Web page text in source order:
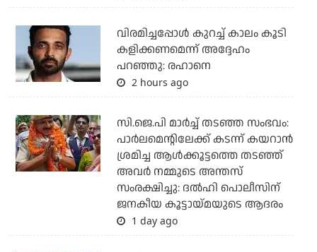
വിരമിച്ചപ്പോള്‍ കുറച്ച് കാലം കൂടി
കളിക്കണമെന്ന് അദ്ദേഹം
പറഞ്ഞു: രഹാനെ
2 hours ago
സി.ജെ.പി മാര്‍ച്ച് തടഞ്ഞ സംഭവം:
പാര്‍ലമെന്റിലേക്ക് കടന്ന് കയറാന്‍
ശ്രമിച്ച ആള്‍ക്കൂട്ടത്തെ തടഞ്ഞ്
അവര്‍ നമ്മുടെ അന്തസ്
സംരക്ഷിച്ചു: ദല്‍ഹി പൊലീസിന്
ജനകീയ കൂട്ടായ്മയുടെ ആദരം
1 day ago